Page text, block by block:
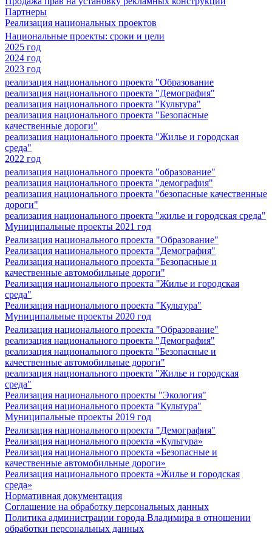
Партнеры
Реализация национальных проектов
Национальные проекты: сроки и цели
2025 год
2024 год
2023 год
реализация национального проекта "Образование
реализация национального проекта "Демография"
реализация национального проекта "Культура"
реализация национального проекта "Безопасные
качественные дороги"
реализация национального проекта "Жилье и городская
среда"
2022 год
реализация национального проекта "образование"
реализация национального проекта "демография"
реализация национального проекта "безопасные качественные
дороги"
реализация национального проекта "жилье и городская среда"
Муниципальные проекты 2021 год
Реализация национального проекта "Образование"
Реализация национального проекта "Демография"
Реализация национального проекта "Безопасные и
качественные автомобильные дороги"
Реализация национального проекта "Жилье и городская
среда"
Реализация национального проекта "Культура"
Муниципальные проекты 2020 год
Реализация национального проекта "Образование"
реализация национального проекта "Демография"
реализация национального проекта "Безопасные и
качественные автомобильные дороги"
реализация национального проекта "Жилье и городская
среда"
Реализация национального проекты "Экология"
Реализация национального проекта "Культура"
Муниципальные проекты 2019 год
Реализация национального проекта "Демография"
Реализация национального проекта «Культура»
Реализация национального проекта «Безопасные и
качественные автомобильные дороги»
Реализация национального проекта «Жилье и городская
среда»
Нормативная документация
Соглашение на обработку персональных данных
Политика администрации города Владимира в отношении
обработки персональных данных